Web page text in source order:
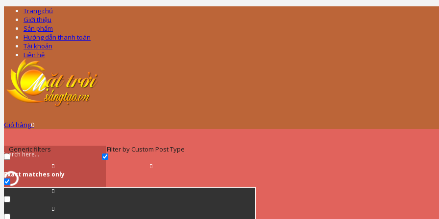
Trang chủ
Giới thiệu
Sản phẩm
Hướng dẫn thanh toán
Tài khoản
Liên hệ
Giỏ hàng0
Generic filters
Exact matches only
Filter by Custom Post Type